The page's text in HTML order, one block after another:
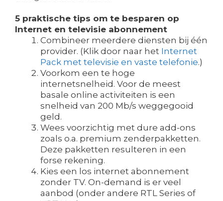
5 praktische tips om te besparen op
Internet en televisie abonnement
Combineer meerdere diensten bij één
provider. (Klik door naar het Internet
Pack met televisie en vaste telefonie.)
Voorkom een te hoge
internetsnelheid. Voor de meest
basale online activiteiten is een
snelheid van 200 Mb/s weggegooid
geld.
Wees voorzichtig met dure add-ons
zoals o.a. premium zenderpakketten.
Deze pakketten resulteren in een
forse rekening.
Kies een los internet abonnement
zonder TV. On-demand is er veel
aanbod (onder andere RTL Series of